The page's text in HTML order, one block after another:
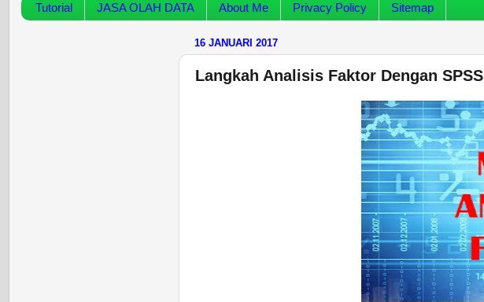
Tutorial JASA OLAH DATA About Me Privacy Policy Sitemap
16 JANUARI 2017
Langkah Analisis Faktor Dengan SPSS